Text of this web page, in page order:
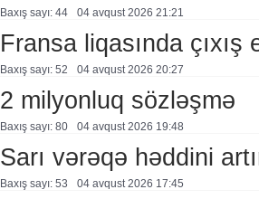
Baxış sayı: 44 04 avqust 2026 21:21
Fransa liqasında çıxış
Baxış sayı: 52 04 avqust 2026 20:27
2 milyonluq sözləşmə
Baxış sayı: 80 04 avqust 2026 19:48
Sarı vərəqə həddini
Baxış sayı: 53 04 avqust 2026 17:45